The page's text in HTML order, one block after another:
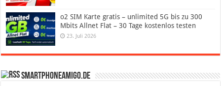
o2 SIM Karte gratis – unlimited 5G bis zu 300
Mbits Allnet Flat – 30 Tage kostenlos testen
23. Juli 2026
SmartphoneAmigo.de